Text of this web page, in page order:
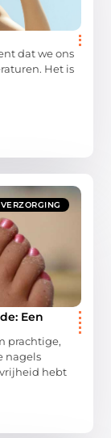
dat we ons
Het is
Een
prachtige,
nagels
hebt